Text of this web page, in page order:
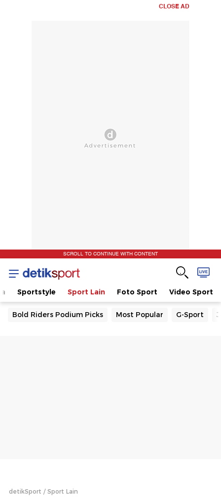
CLOSE AD
SCROLL TO CONTINUE WITH CONTENT
Sportstyle Sport Lain Foto Sport Video Sport
Bold Riders Podium Picks Most Popular G-Sport
detikSport Sport Lain